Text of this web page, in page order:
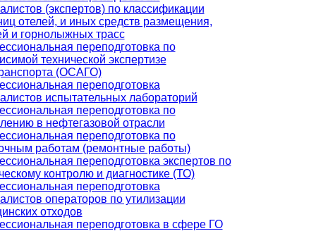
(экспертов) по классификации
отелей, и иных средств размещения,
и горнолыжных трасс
переподготовка по
технической экспертизе
(ОСАГО)
переподготовка
испытательных лабораторий
переподготовка по
в нефтегазовой отрасли
переподготовка по
работам (ремонтные работы)
переподготовка экспертов по
контролю и диагностике (ТО)
переподготовка
операторов по утилизации
отходов
переподготовка в сфере ГО